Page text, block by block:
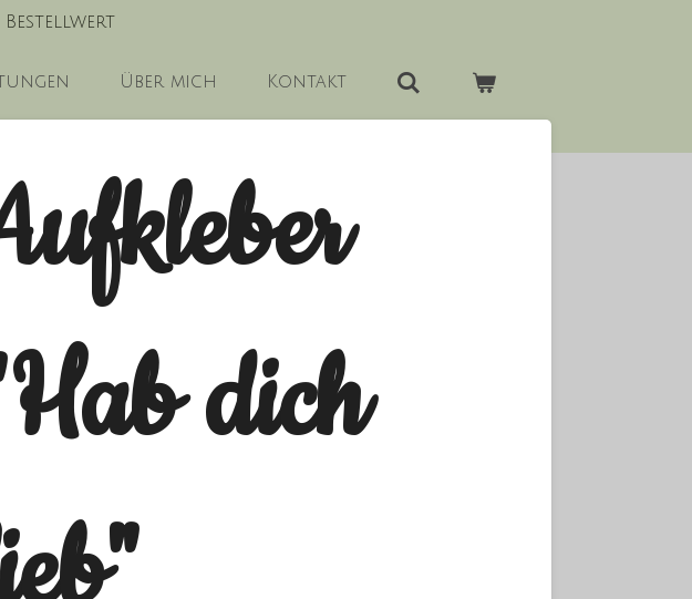
Bestellwert
Über mich Kontakt
dich